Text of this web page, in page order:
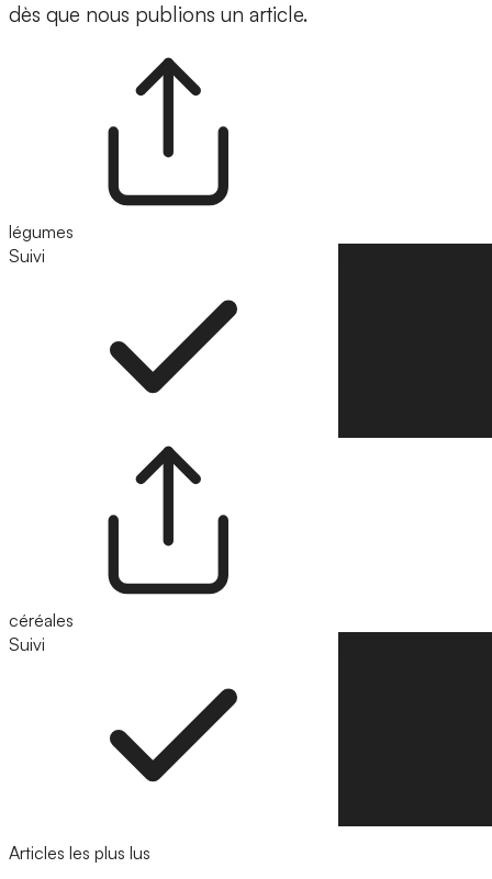
dès que nous publions un article.
légumes
Suivi
céréales
Suivi
Articles les plus lus